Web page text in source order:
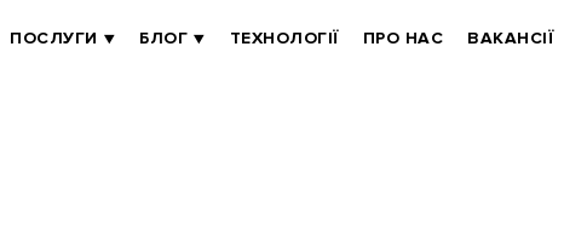
ПОСЛУГИ БЛОГ ТЕХНОЛОГІЇ ПРО НАС ВАКАНСІЇ